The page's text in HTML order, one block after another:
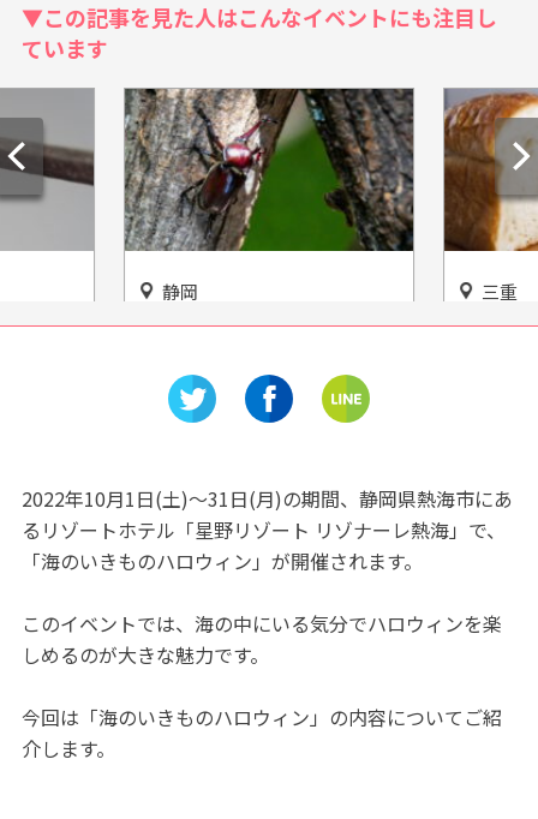
▼この記事を見た人はこんなイベントにも注目し
ています
岡が誇
静岡
「発見と体験がいっぱい。カ
三島スカイウォークで開催
三重
ネーミ
2022年10月1日(土)～31日(月)の期間、静岡県熱海市にあ
るリゾートホテル「星野リゾート リゾナーレ熱海」で、
「海のいきものハロウィン」が開催されます。
このイベントでは、海の中にいる気分でハロウィンを楽
しめるのが大きな魅力です。
今回は「海のいきものハロウィン」の内容についてご紹
介します。